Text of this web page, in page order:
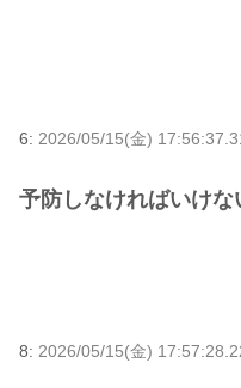
6: 2026/05/15(金)
予防しなければいけ
8: 2026/05/15(金)